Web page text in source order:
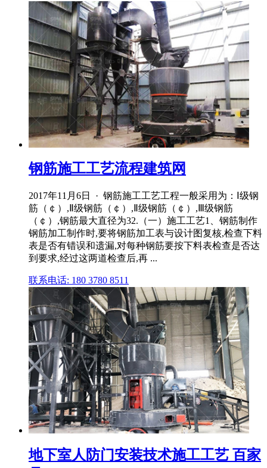
钢筋施工工艺流程建筑网
2017年11月6日 · 钢筋施工工艺工程一般采用为：Ⅰ级钢
筋（￠）,Ⅱ级钢筋（￠）,Ⅱ级钢筋（￠）,Ⅲ级钢筋
（￠）,钢筋最大直径为32.（一）施工工艺1、钢筋制作
钢筋加工制作时,要将钢筋加工表与设计图复核,检查下料
表是否有错误和遗漏,对每种钢筋要按下料表检查是否达
到要求,经过这两道检查后,再 ...
联系电话: 180 3780 8511
地下室人防门安装技术施工工艺 百家